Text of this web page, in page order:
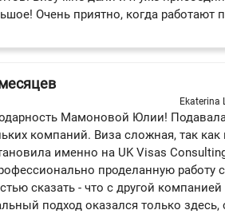
Очень приятно, когда работают
Ekaterina
Мамоновой Юлии!
компаний. Виза сложная, так
именно на UK Visas
проделанную
сказать - что с другой
подход оказался только